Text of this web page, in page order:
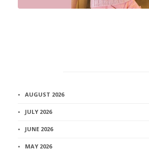
AUGUST 2026
JULY 2026
JUNE 2026
MAY 2026